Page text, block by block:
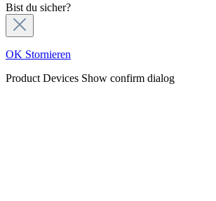
Bist du sicher?
OK Stornieren
Product Devices Show confirm dialog